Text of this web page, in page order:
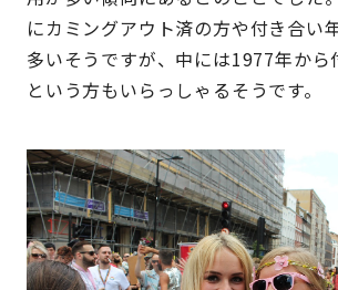
にカミングアウト済の方や付き合い
多いそうですが、中には1977年から
という方もいらっしゃるそうです。